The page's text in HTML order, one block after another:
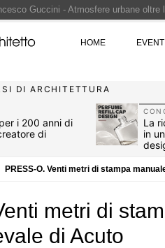
HOME EVENTI
DI ARCHITETTURA
i 200 anni di
di
La
in
PRESS-O. Venti metri di stampa
metri di
di Acuto
Guccini - Atmosfere urbane oltre
di Carlo Collodi, creatore di